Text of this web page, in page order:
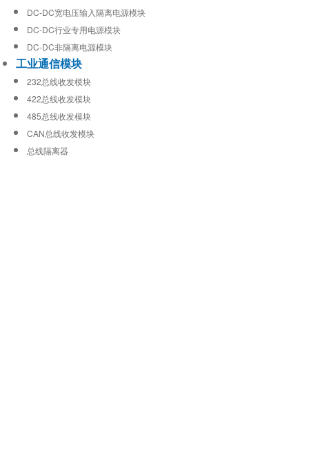
DC-DC宽电压输入隔离电源模块
DC-DC行业专用电源模块
DC-DC非隔离电源模块
工业通信模块
232总线收发模块
422总线收发模块
485总线收发模块
CAN总线收发模块
总线隔离器